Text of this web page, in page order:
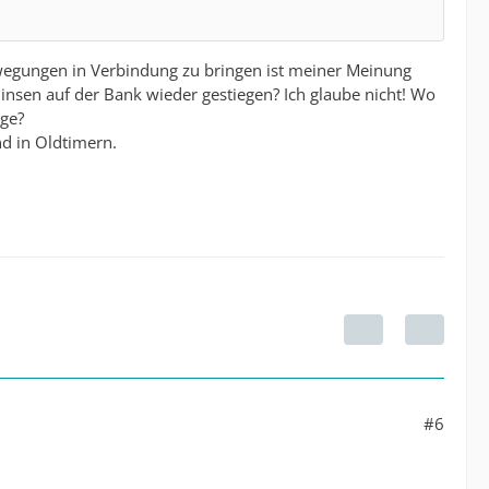
in Verbindung zu bringen ist meiner Meinung
auf der Bank wieder gestiegen? Ich glaube nicht! Wo
in Oldtimern.
#6